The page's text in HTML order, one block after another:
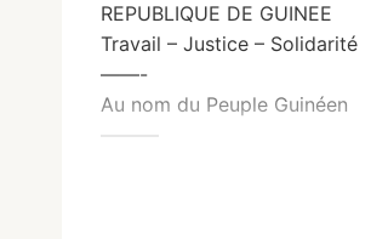
REPUBLIQUE DE GUINEE
Travail – Justice – Solidarité
——-
Au nom du Peuple Guinéen